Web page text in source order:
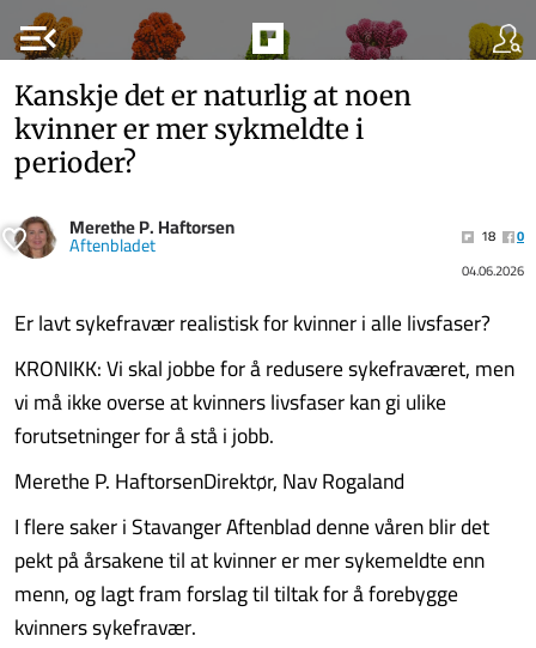
menu_open
Kanskje det er naturlig at noen
kvinner er mer sykmeldte i
perioder?
Merethe P. Haftorsen
Aftenbladet 18
0
04.06.2026
Er lavt sykefravær realistisk for kvinner i alle livsfaser?
KRONIKK: Vi skal jobbe for å redusere sykefraværet, men
vi må ikke overse at kvinners livsfaser kan gi ulike
forutsetninger for å stå i jobb.
Merethe P. HaftorsenDirektør, Nav Rogaland
I flere saker i Stavanger Aftenblad denne våren blir det
pekt på årsakene til at kvinner er mer sykemeldte enn
menn, og lagt fram forslag til tiltak for å forebygge
kvinners sykefravær.